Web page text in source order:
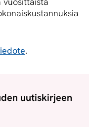
.
uutiskirjeen